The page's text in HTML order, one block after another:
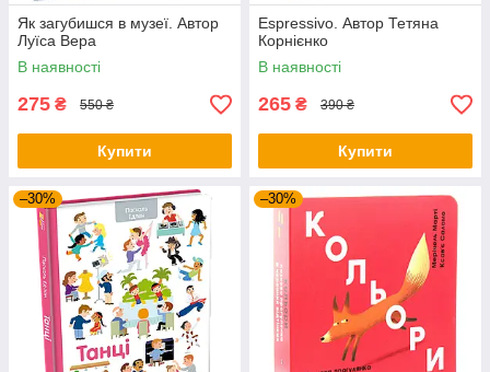
Як загубишся в музеї. Автор
Луїса Вера
В наявності
275 ₴ 550 ₴
Купити
Espressivo. Автор Тетяна
Корнієнко
В наявності
265 ₴ 390 ₴
Купити
–30% –30%